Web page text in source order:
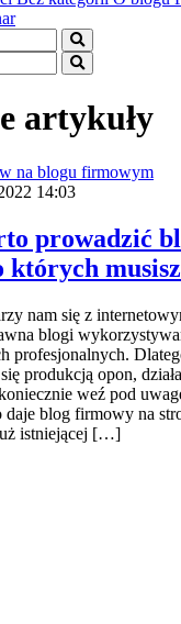
artykuły
14:03
prowadzić
których
nam się z
blogi
profesjonalnych.
produkcją opon,
weź pod
daje blog firmowy na
istniejącej […]